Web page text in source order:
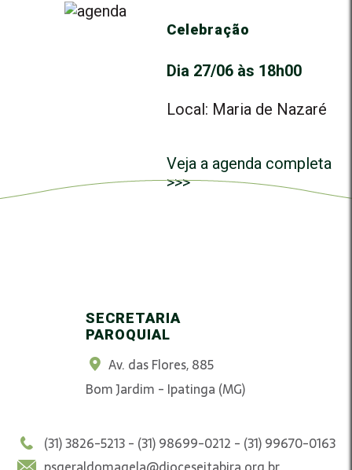
Celebração
Dia 27/06 às 18h00
Local: Maria de Nazaré
Veja a agenda completa
>>>
SECRETARIA
PAROQUIAL
Av. das Flores, 885
Bom Jardim - Ipatinga (MG)
(31) 3826-5213 - (31) 98699-0212 - (31) 99670-0163